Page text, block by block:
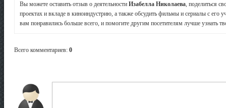
Вы можете оставить отзыв о деятельности Изабелла Николаева, поделиться
проектах и вкладе в киноиндустрию, а также обсудить фильмы и сериалы с его
вам понравились больше всего, и помогите другим посетителям лучше узнать
Всего комментариев: 0